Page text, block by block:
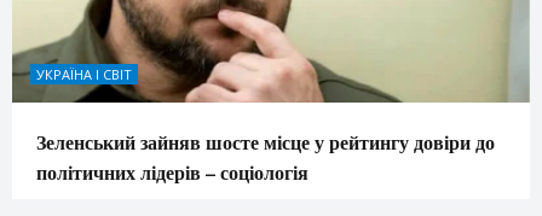
УКРАЇНА І СВІТ
Зеленський зайняв шосте місце у рейтингу довіри до
політичних лідерів – соціологія